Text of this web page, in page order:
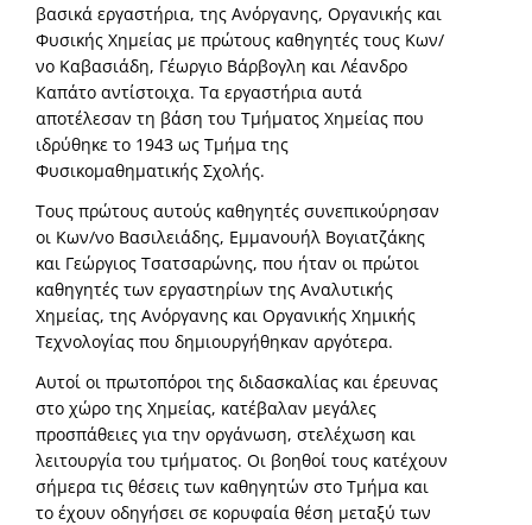
βασικά εργαστήρια, της Ανόργανης, Οργανικής και
Φυσικής Χημείας με πρώτους καθηγητές τους Κων/
νο Καβασιάδη, Γέωργιο Βάρβογλη και Λέανδρο
Καπάτο αντίστοιχα. Τα εργαστήρια αυτά
αποτέλεσαν τη βάση του Τμήματος Χημείας που
ιδρύθηκε το 1943 ως Τμήμα της
Φυσικομαθηματικής Σχολής.
Τους πρώτους αυτούς καθηγητές συνεπικούρησαν
οι Κων/νο Βασιλειάδης, Εμμανουήλ Βογιατζάκης
και Γεώργιος Τσατσαρώνης, που ήταν οι πρώτοι
καθηγητές των εργαστηρίων της Αναλυτικής
Χημείας, της Ανόργανης και Οργανικής Χημικής
Τεχνολογίας που δημιουργήθηκαν αργότερα.
Αυτοί οι πρωτοπόροι της διδασκαλίας και έρευνας
στο χώρο της Χημείας, κατέβαλαν μεγάλες
προσπάθειες για την οργάνωση, στελέχωση και
λειτουργία του τμήματος. Οι βοηθοί τους κατέχουν
σήμερα τις θέσεις των καθηγητών στο Τμήμα και
το έχουν οδηγήσει σε κορυφαία θέση μεταξύ των